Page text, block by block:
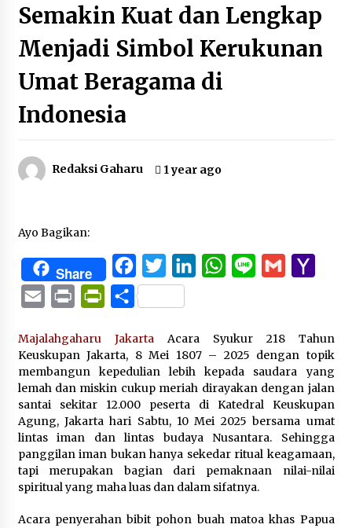
Semakin Kuat dan Lengkap
Menjadi Simbol Kerukunan
Umat Beragama di
Indonesia
Redaksi Gaharu 1 year ago
Ayo Bagikan:
Share FacebookTwitterLinkedInWhatsApp
Line Gmail
Email Print PrintFriendly
Share
Majalahgaharu JakartaAcara Syukur 218 Tahun
Keuskupan Jakarta, 8 Mei 1807 – 2025 dengan topik
membangun kepedulian lebih kepada saudara yang
lemah dan miskin cukup meriah dirayakan dengan jalan
santai sekitar 12.000 peserta di Katedral Keuskupan
Agung, Jakarta hari Sabtu, 10 Mei 2025 bersama umat
lintas iman dan lintas budaya Nusantara. Sehingga
panggilan iman bukan hanya sekedar ritual keagamaan,
tapi merupakan bagian dari pemaknaan nilai-nilai
spiritual yang maha luas dan dalam sifatnya.
Acara penyerahan bibit pohon buah matoa khas Papua